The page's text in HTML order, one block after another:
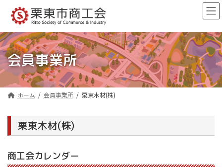
ン
ツ
へ
ス
キ
ッ
ー
シ
ョ
ン
に
移
会員事業所
ホーム 会員事業所 栗東木材(株)
栗東木材(株)
商工会カレンダー